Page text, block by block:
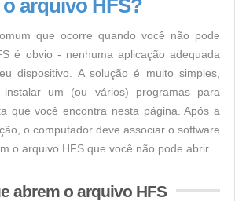
arquivo HFS?
que ocorre quando você não pode
é obvio - nenhuma aplicação adequada
dispositivo. A solução é muito simples,
um (ou vários) programas para
que você encontra nesta página. Após a
o computador deve associar o software
o arquivo HFS que você não pode abrir.
abrem o arquivo HFS